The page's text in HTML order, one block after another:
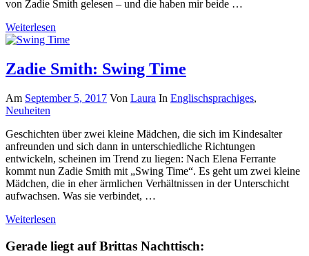
von Zadie Smith gelesen – und die haben mir beide …
Weiterlesen
Zadie Smith: Swing Time
Am September 5, 2017 Von Laura In Englischsprachiges,
Neuheiten
Geschichten über zwei kleine Mädchen, die sich im Kindesalter
anfreunden und sich dann in unterschiedliche Richtungen
entwickeln, scheinen im Trend zu liegen: Nach Elena Ferrante
kommt nun Zadie Smith mit „Swing Time“. Es geht um zwei kleine
Mädchen, die in eher ärmlichen Verhältnissen in der Unterschicht
aufwachsen. Was sie verbindet, …
Weiterlesen
Gerade liegt auf Brittas Nachttisch: